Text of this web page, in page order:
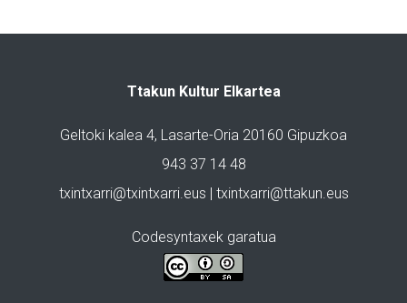
Ttakun Kultur Elkartea
Geltoki kalea 4, Lasarte-Oria 20160 Gipuzkoa
943 37 14 48
txintxarri@txintxarri.eus | txintxarri@ttakun.eus
Codesyntaxek garatua